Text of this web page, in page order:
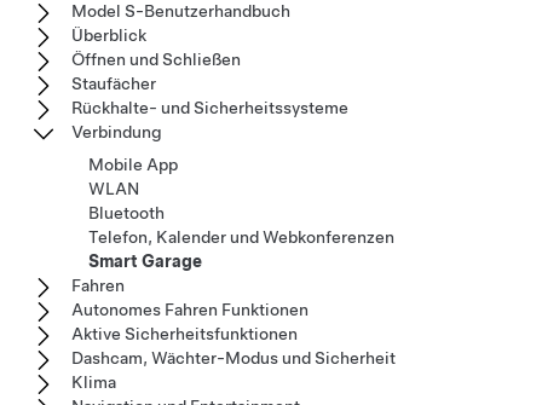
Model S-Benutzerhandbuch
Überblick
Öffnen und Schließen
Staufächer
Rückhalte- und Sicherheitssysteme
Verbindung
Mobile App
WLAN
Bluetooth
Telefon, Kalender und Webkonferenzen
Smart Garage
Fahren
Autonomes Fahren Funktionen
Aktive Sicherheitsfunktionen
Dashcam, Wächter-Modus und Sicherheit
Klima